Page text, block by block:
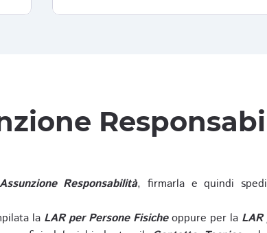
Responsabilità, firmarla e quindi
la LAR per Persone Fisicheoppure per la